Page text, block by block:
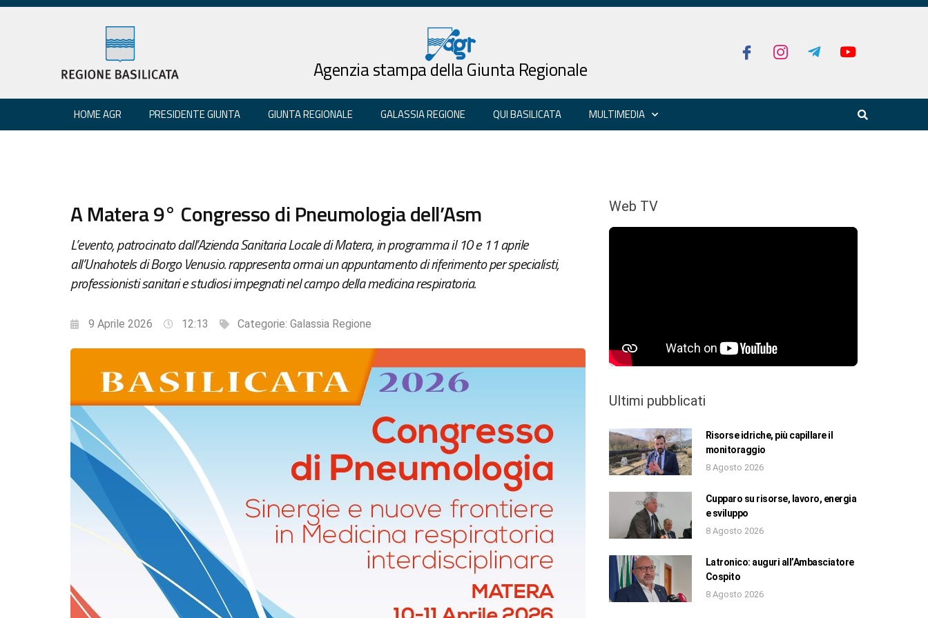
Agenzia stampa della Giunta Regionale
HOME AGR PRESIDENTE GIUNTA GIUNTA REGIONALE GALASSIA REGIONE QUI BASILICATA MULTIMEDIA
A Matera 9° Congresso di Pneumologia dell’Asm
L’evento, patrocinato dall’Azienda Sanitaria Locale di Matera, in programma il 10 e 11 aprile
all’Unahotels di Borgo Venusio. rappresenta ormai un appuntamento di riferimento per specialisti,
professionisti sanitari e studiosi impegnati nel campo della medicina respiratoria.
9 Aprile 2026 12:13 Categorie: Galassia Regione
Web TV
Ultimi pubblicati
Risorse idriche, più capillare il
monitoraggio
8 Agosto 2026
Cupparo su risorse, lavoro, energia
e sviluppo
8 Agosto 2026
Latronico: auguri all’Ambasciatore
Cospito
8 Agosto 2026